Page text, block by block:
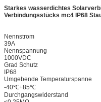
Starkes wasserdichtes
Verbindungsstücks mc4 IP68
Nennstrom
39A
Nennspannung
1000VDC
Grad Schutz
IP68
Umgebende Temperaturspanne
-40℃+85℃
Durchgangswiderstand